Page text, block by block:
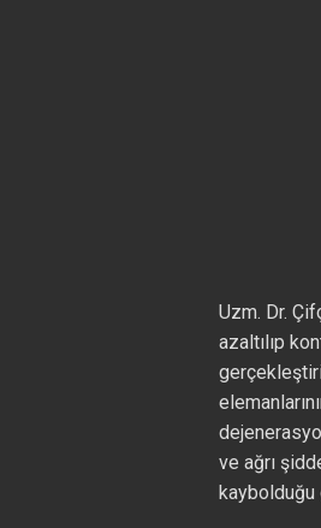
Uzm. Dr.
azaltılıp
ve ağrı
kaybolduğu